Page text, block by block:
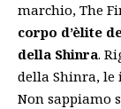
marchio, The
corpo d’èlite
della Shinra.
della Shinra, le
Non sappiamo